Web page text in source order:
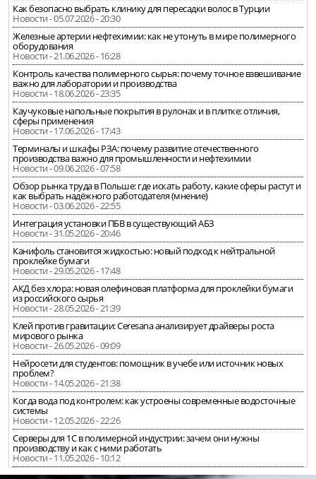
Как безопасно выбрать клинику для пересадки волос в Турции
Новости - 05.07.2026 - 20:30
Железные артерии нефтехимии: как не утонуть в мире полимерного
оборудования
Новости - 21.06.2026 - 16:28
Контроль качества полимерного сырья: почему точное взвешивание
важно для лаборатории и производства
Новости - 18.06.2026 - 23:35
Каучуковые напольные покрытия в рулонах и в плитке: отличия,
сферы применения
Новости - 17.06.2026 - 17:43
Терминалы и шкафы РЗА: почему развитие отечественного
производства важно для промышленности и нефтехимии
Новости - 09.06.2026 - 07:58
Обзор рынка труда в Польше: где искать работу, какие сферы растут и
как выбрать надёжного работодателя (мнение)
Новости - 03.06.2026 - 22:55
Интеграция установки ПБВ в существующий АБЗ
Новости - 31.05.2026 - 20:46
Канифоль становится жидкостью: новый подход к нейтральной
проклейке бумаги
Новости - 29.05.2026 - 17:48
АКД без хлора: новая олефиновая платформа для проклейки бумаги
из российского сырья
Новости - 28.05.2026 - 21:39
Клей против гравитации: Ceresana анализирует драйверы роста
мирового рынка
Новости - 26.05.2026 - 09:09
Нейросети для студентов: помощник в учебе или источник новых
проблем?
Новости - 14.05.2026 - 21:38
Когда вода под контролем: как устроены современные водосточные
системы
Новости - 12.05.2026 - 22:26
Серверы для 1С в полимерной индустрии: зачем они нужны
производству и как с ними работать
Новости - 11.05.2026 - 10:12